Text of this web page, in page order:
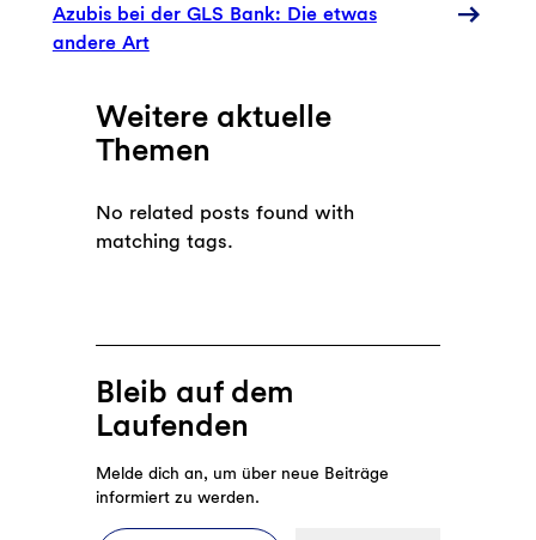
Azubis bei der GLS Bank: Die etwas
andere Art
Weitere aktuelle
Themen
No related posts found with
matching tags.
Bleib auf dem
Laufenden
Melde dich an, um über neue Beiträge
informiert zu werden.
E-Mail-Adresse eingeben